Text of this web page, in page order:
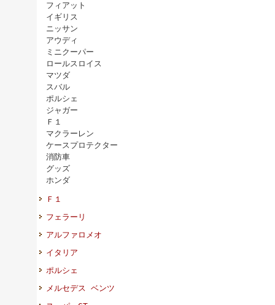
フィアット
イギリス
ニッサン
アウディ
ミニクーパー
ロールスロイス
マツダ
スバル
ポルシェ
ジャガー
Ｆ１
マクラーレン
ケースプロテクター
消防車
グッズ
ホンダ
Ｆ１
フェラーリ
アルファロメオ
イタリア
ポルシェ
メルセデス ベンツ